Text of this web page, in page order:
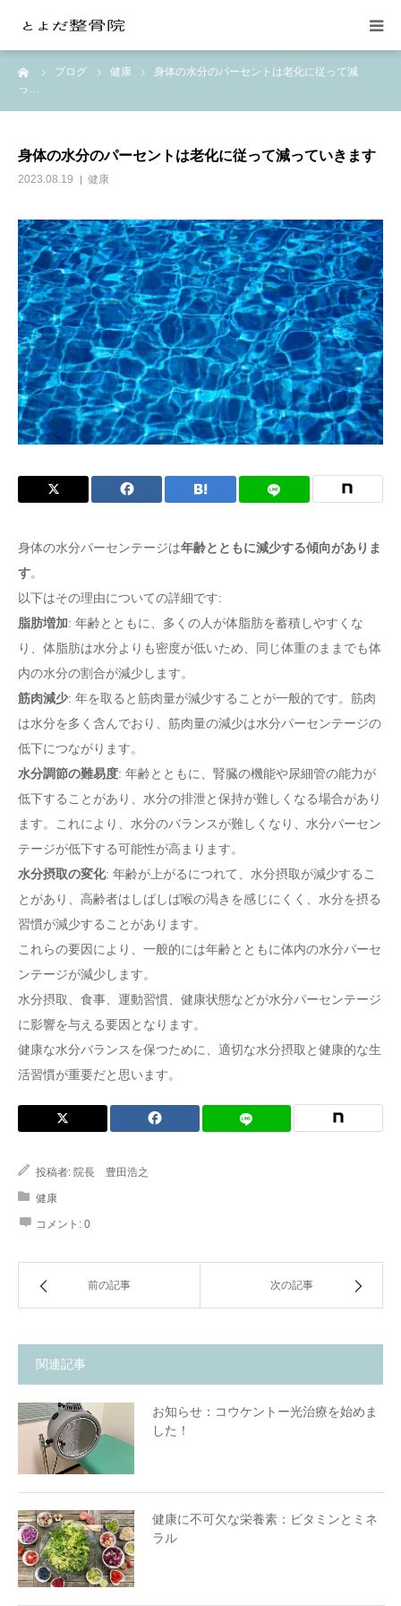
ブログ 健康
身体の水分のパーセントは老化に従って減
っ…
身体の水分のパーセントは老化に従って減っていきます
2023.08.19 健康
身体の水分パーセンテージは年齢とともに減少する傾向がありま
す。
以下はその理由についての詳細です:
脂肪増加: 年齢とともに、多くの人が体脂肪を蓄積しやすくな
り、体脂肪は水分よりも密度が低いため、同じ体重のままでも体
内の水分の割合が減少します。
筋肉減少: 年を取ると筋肉量が減少することが一般的です。筋肉
は水分を多く含んでおり、筋肉量の減少は水分パーセンテージの
低下につながります。
水分調節の難易度: 年齢とともに、腎臓の機能や尿細管の能力が
低下することがあり、水分の排泄と保持が難しくなる場合があり
ます。これにより、水分のバランスが難しくなり、水分パーセン
テージが低下する可能性が高まります。
水分摂取の変化: 年齢が上がるにつれて、水分摂取が減少するこ
とがあり、高齢者はしばしば喉の渇きを感じにくく、水分を摂る
習慣が減少することがあります。
これらの要因により、一般的には年齢とともに体内の水分パーセ
ンテージが減少します。
水分摂取、食事、運動習慣、健康状態などが水分パーセンテージ
に影響を与える要因となります。
健康な水分バランスを保つために、適切な水分摂取と健康的な生
活習慣が重要だと思います。
投稿者: 院長 豊田浩之
健康
コメント: 0
前の記事 次の記事
関連記事
お知らせ：コウケントー光治療を始めま
した！
健康に不可欠な栄養素：ビタミンとミネ
ラル
当院の紹介
交通事故の治療
料金
月額会員制
お問い合わせ
よみもの
症状